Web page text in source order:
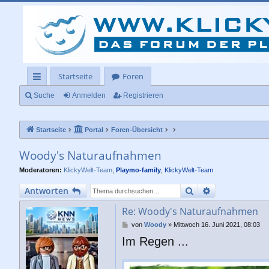
ch
llz
rif
f
Startseite Foren
Suche Anmelden Registrieren
Startseite Portal Foren-Übersicht
Woody's Naturaufnahmen
Moderatoren: KlickyWelt-Team Playmo-family KlickyWelt-Team
Antworten SucheErweiterte
Re: Woody's Naturaufnahmen
B
i
r
von Woody» Mittwoch 16. Juni 2021, 08:03
Im Regen ...